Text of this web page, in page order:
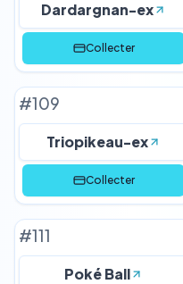
Dardargnan-ex
Collecter
#109
Triopikeau-ex
Collecter
#111
Poké Ball